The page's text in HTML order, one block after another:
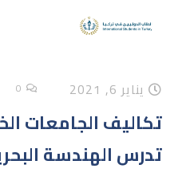
يناير 6, 2021 0
تكاليف الجامعات
تدرس الهندسة